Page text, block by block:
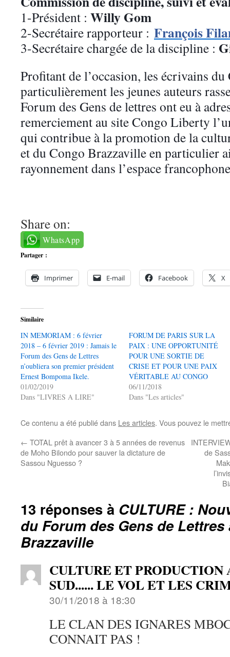
1-Président : Willy Gom
2-Secrétaire rapporteur : François
3-Secrétaire chargée de la discipline :
Profitant de l’occasion, les écrivains
particulièrement les jeunes auteurs
Forum des Gens de lettres ont eu à
remerciement au site Congo Liberty
qui contribue à la promotion de la
et du Congo Brazzaville en particulier
rayonnement dans l’espace
Share on:
WhatsApp
Partager :
Imprimer E-mail Facebook X
Similaire
IN MEMORIAM : 6 février
2018 – 6 février 2019 : Jamais le
Forum des Gens de Lettres
n’oubliera son premier président
Ernest Bompoma Ikele.
01/02/2019
Dans "LIVRES A LIRE"
FORUM DE PARIS SUR LA
PAIX : UNE OPPORTUNITÉ
POUR UNE SORTIE DE
CRISE ET POUR UNE PAIX
VÉRITABLE AU CONGO
06/11/2018
Dans "Les articles"
Ce contenu a été publié dans Les articles. Vous pouvez le
← TOTAL prêt à avancer 3 à 5 années de revenus
de Moho Bilondo pour sauver la dictature de
Sassou Nguesso ?
de
13 réponses à CULTURE :
du Forum des Gens de Lettres
Brazzaville
CULTURE ET
SUD...... LE VOL ET LES
30/11/2018 à 18:30
LE CLAN DES IGNARES
CONNAIT PAS !